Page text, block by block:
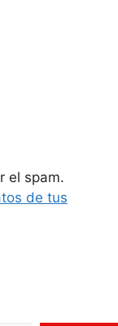
el spam.
de tus